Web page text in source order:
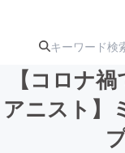
注目のリ
【コロナ
アニスト】